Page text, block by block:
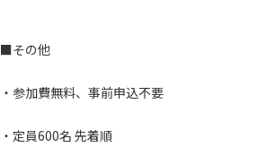
■その他
・参加費無料、事前申込不要
・定員600名 先着順